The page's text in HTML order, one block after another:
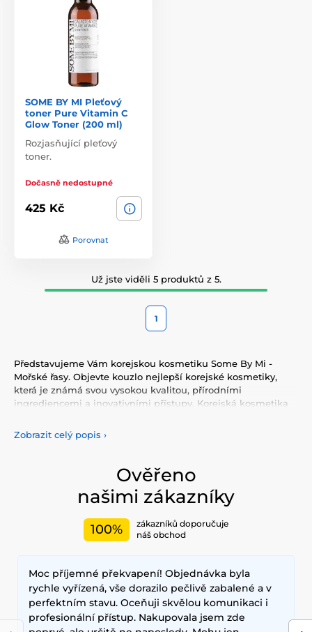
SOME BY MI Pleťový
toner Pure Vitamin C
Glow Toner (200 ml)
Rozjasňující pleťový
toner.
Dočasně nedostupné
425 Kč
Porovnat
Už jste viděli 5 produktů z 5.
1
Představujeme Vám korejskou kosmetiku Some By Mi -
Mořské řasy. Objevte kouzlo nejlepší korejské kosmetiky,
která je známá svou vysokou kvalitou, přírodními
ingrediencemi a inovativními přístupy. Korejská kosmetika
Vyzkoušejte tonery, séra, esence, pleťové krémy, vše pro
odlíčení a čištění pleti. Korejská kosmetika se také
opalovacími krémy. Doporučujeme také vyzkoušet péči o
vlasy, jako jsou šampony, kondicionery, masky, oleje a další.
Nesmíme zapomenout také na dekorativní kosmetiku pro
Mezi nejčastěji používané ingredience patří šnečí extrakt,
elasticitu. Hlavními benefity korejské kosmetiky jsou
dlouhodobé výsledky, přírodní složení a inovativní
technologie, které zajišťují zdravou a zářivou pleť.
Zobrazit celý popis ›
Ověřeno
našimi zákazníky
100%
zákazníků doporučuje
náš obchod
Moc příjemné překvapení! Objednávka byla
rychle vyřízená, vše dorazilo pečlivě zabalené a v
perfektním stavu. Oceňuji skvělou komunikaci i
profesionální přístup. Nakupovala jsem zde